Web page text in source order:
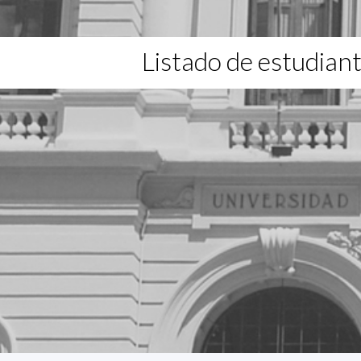
Listado de